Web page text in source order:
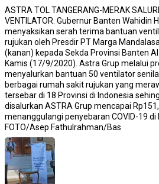
ASTRA TOL TANGERANG-MERAK
VENTILATOR. Gubernur Banten Wahidin
menyaksikan serah terima bantuan
rujukan oleh Presdir PT Marga
(kanan) kepada Sekda Provinsi Banten
Kamis (17/9/2020). Astra Grup melalui
menyalurkan bantuan 50 ventilator
berbagai rumah sakit rujukan yang
tersebar di 18 Provinsi di Indonesia
disalurkan ASTRA Grup mencapai
menanggulangi penyebaran COVID-19 di
FOTO/Asep Fathulrahman/Bas